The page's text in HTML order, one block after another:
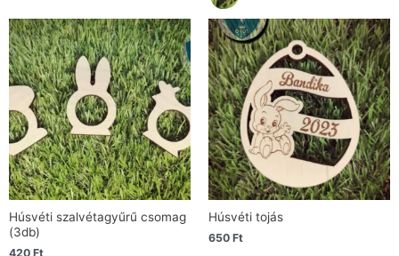
Húsvéti szalvétagyűrű csomag
(3db)
420 Ft
Húsvéti tojás
650 Ft